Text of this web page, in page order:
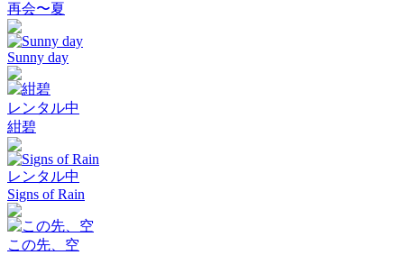
再会〜夏
Sunny day
レンタル中
紺碧
レンタル中
Signs of Rain
この先、空